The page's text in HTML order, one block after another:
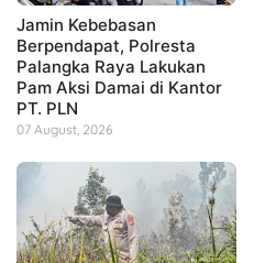
Jamin Kebebasan
Berpendapat, Polresta
Palangka Raya Lakukan
Pam Aksi Damai di Kantor
PT. PLN
07 August, 2026